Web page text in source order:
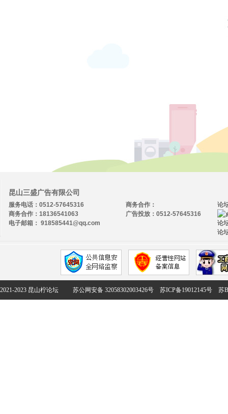
昆山三盛广告有限公司
服务电话：0512-57645316
商务合作：18136541063
电子邮箱： 918585441@qq.com
论
论
论
商务合作：
广告投放：0512-57645316
2021-2023 昆山柠论坛 苏公网安备 32058302003426号 苏ICP备19012145号 苏